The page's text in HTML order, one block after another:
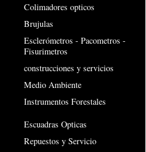
Colimadores opticos
Brujulas
Esclerómetros - Pacometros -
Fisurimetros
construcciones y servicios
Medio Ambiente
Instrumentos Forestales
Escuadras Opticas
Repuestos y Servicio